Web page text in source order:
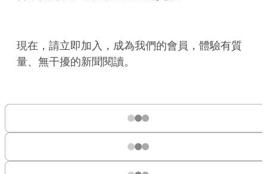
現在，請立即加入，成為我們的會員，體驗有質
量、無干擾的新聞閱讀。